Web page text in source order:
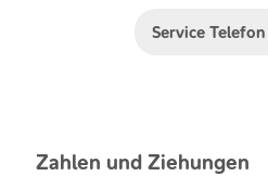
Service Telefon
Zahlen und Ziehungen